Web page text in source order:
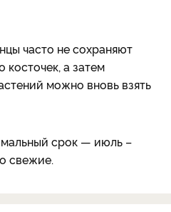
часто не сохраняют
косточек, а затем
можно вновь взять
срок — июль –
свежие.